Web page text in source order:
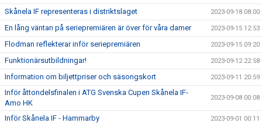
Skånela IF representeras i distriktslaget 2023-09-18 08:00
En lång väntan på seriepremiären är över för våra damer 2023-09-15 12:53
Flodman reflekterar inför seriepremiären 2023-09-15 09:20
Funktionärsutbildningar! 2023-09-12 22:58
Information om biljettpriser och säsongskort 2023-09-11 20:59
Inför åttondelsfinalen i ATG Svenska Cupen Skånela IF-
Amo HK
2023-09-08 00:08
Inför Skånela IF - Hammarby 2023-09-01 00:11